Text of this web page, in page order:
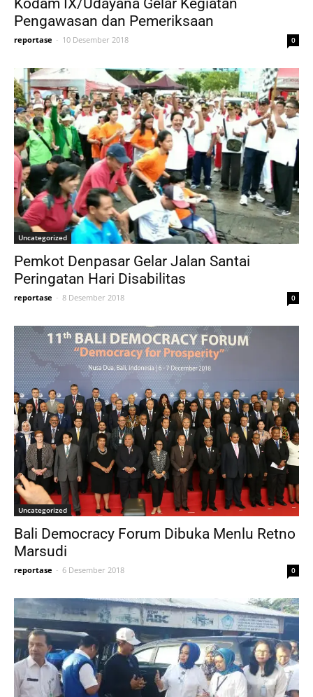
Kodam IX/Udayana Gelar Kegiatan
Pengawasan dan Pemeriksaan
reportase - 10 Desember 2018 0
Uncategorized
Pemkot Denpasar Gelar Jalan Santai
Peringatan Hari Disabilitas
reportase - 8 Desember 2018 0
Uncategorized
Bali Democracy Forum Dibuka Menlu Retno
Marsudi
reportase - 6 Desember 2018 0